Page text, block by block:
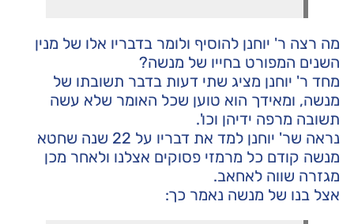
מה רצה ר' יוחנן להוסיף ולומר בדבריו אלו של מנין
השנים המפורט בחייו של מנשה?
מחד ר' יוחנן מציג שתי דעות בדבר תשובתו של
מנשה, ומאידך הוא טוען שכל האומר שלא עשה
תשובה מרפה ידיהן וכו'.
נראה שר' יוחנן למד את דבריו על 22 שנה שחטא
מנשה קודם כל מרמזי פסוקים אצלנו ולאחר מכן
מגזרה שווה לאחאב.
אצל בנו של מנשה נאמר כך: